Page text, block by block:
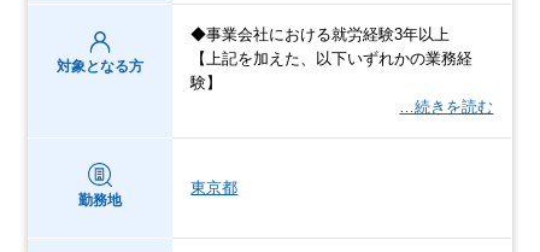
対象となる方
◆事業会社における就労経験3年以上
【上記を加えた、以下いずれかの業務経
験】
…続きを読む
勤務地
東京都